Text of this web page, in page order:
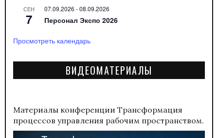
СЕН
7
07.09.2026 -08.09.2026
Персонал Экспо 2026
Просмотреть календарь
ВИДЕОМАТЕРИАЛЫ
Материалы конференции Трансформация
процессов управления рабочим пространством.